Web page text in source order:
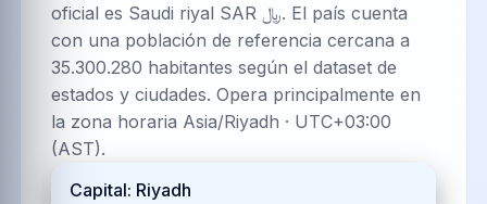
oficial es Saudi riyal SAR ﷼. El país cuenta
con una población de referencia cercana a
35.300.280 habitantes según el dataset de
estados y ciudades. Opera principalmente en
la zona horaria Asia/Riyadh · UTC+03:00
(AST).
Capital: Riyadh